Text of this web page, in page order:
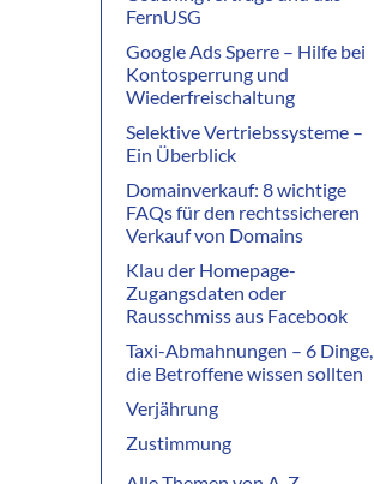
FernUSG
Google Ads Sperre – Hilfe bei
Kontosperrung und
Wiederfreischaltung
Selektive Vertriebssysteme –
Ein Überblick
Domainverkauf: 8 wichtige
FAQs für den rechtssicheren
Verkauf von Domains
Klau der Homepage-
Zugangsdaten oder
Rausschmiss aus Facebook
Taxi-Abmahnungen – 6 Dinge,
die Betroffene wissen sollten
Verjährung
Zustimmung